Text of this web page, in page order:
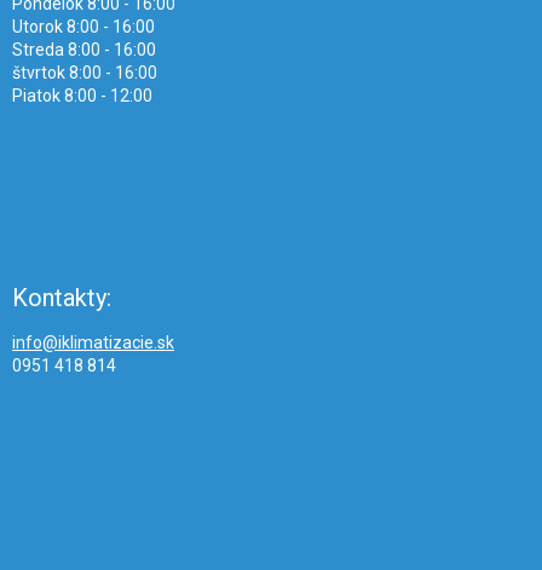
Utorok 8:00 - 16:00
Streda 8:00 - 16:00
štvrtok 8:00 - 16:00
Piatok 8:00 - 12:00
Kontakty:
info@iklimatizacie.sk
0951 418 814